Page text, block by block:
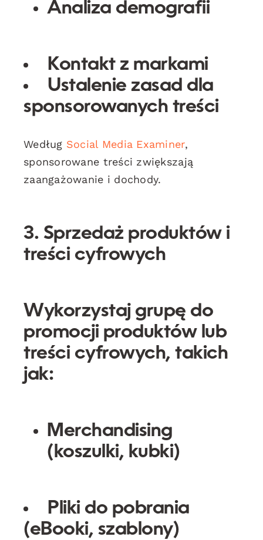
Analiza demografii
Kontakt z markami
Ustalenie zasad dla
sponsorowanych treści
Według Social Media Examiner,
sponsorowane treści zwiększają
zaangażowanie i dochody.
3. Sprzedaż produktów i
treści cyfrowych
Wykorzystaj grupę do
promocji produktów lub
treści cyfrowych, takich
jak:
Merchandising
(koszulki, kubki)
Pliki do pobrania
(eBooki, szablony)